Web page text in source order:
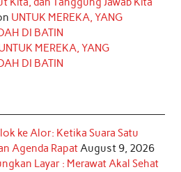
n
UNTUK MEREKA, YANG
DI BATIN
MEREKA, YANG
DI BATIN
ke Alor: Ketika Suara Satu
Agenda RapatAugust 9, 2026
Layar : Merawat Akal Sehat